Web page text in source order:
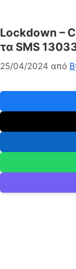
Lockdown –
τα SMS
25/04/2024 από